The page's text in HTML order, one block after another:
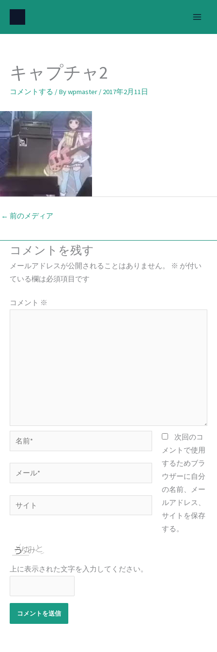
を
キャプチャ2
コメントする / Bywpmaster / 2017年2月11日
← 前のメディア
コメントを残す
メールアドレスが公開されることはありません。 ※ が付い
ている欄は必須項目です
コメント ※
前
*
ー
ル
イ
次回のコ
メントで使用
するためブラ
ウザーに自分
の名前、メー
ルアドレス、
サイトを保存
する。
上に表示された文字を入力してください。